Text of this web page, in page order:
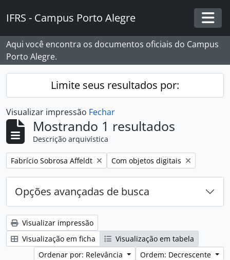
IFRS - Campus Porto Alegre
Aqui você encontra os documentos oficiais do Campus
Porto Alegre.
Limite seus resultados por:
Visualizar impressão Fechar
Mostrando 1 resultados
Descrição arquivística
Remover filtro:
Fabrício Sobrosa Affeldt Remover filtro:
Com objetos digitais
Opções avançadas de busca
Visualizar impressão
Visualização em ficha
Visualização em tabela
Ordenar por: Relevância
Ordem: Decrescente